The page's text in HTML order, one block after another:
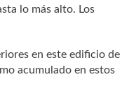
lo más alto. Los
en este edificio de
acumulado en estos